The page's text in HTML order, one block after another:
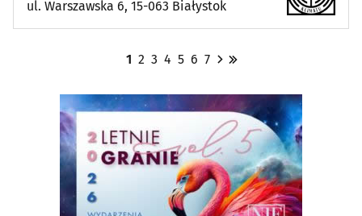
ul. Warszawska 6, 15-063 Białystok
1 2 3 4 5 6 7